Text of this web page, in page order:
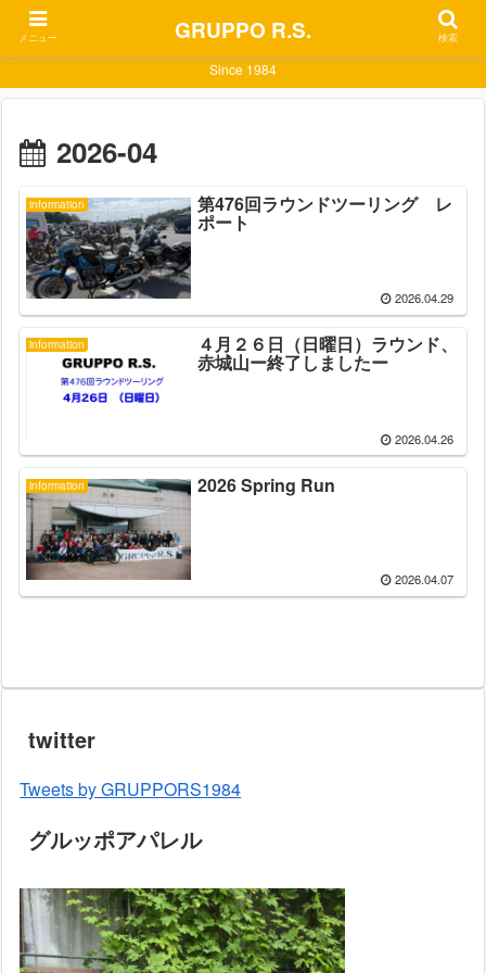
Since 1984
2026-04
information 第476回ラウンドツーリング レ
ポート
2026.04.29
information ４月２６日（日曜日）ラウンド、
赤城山ー終了しましたー
2026.04.26
information 2026 Spring Run
2026.04.07
twitter
Tweets by GRUPPORS1984
グルッポアパレル
メニュー GRUPPO R.S. 検索